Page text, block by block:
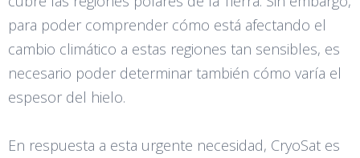
para poder comprender cómo está afectando el
cambio climático a estas regiones tan sensibles, es
necesario poder determinar también cómo varía el
espesor del hielo.
En respuesta a esta urgente necesidad, CryoSat es